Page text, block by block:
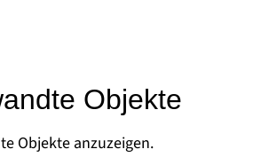
Objekte
Objekte anzuzeigen.